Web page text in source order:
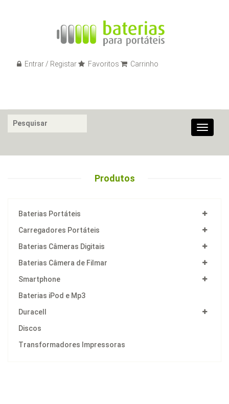
Entrar / Registar Favoritos Carrinho
Toggle
Produtos
Baterias Portáteis
Carregadores Portáteis
Baterias Câmeras Digitais
Baterias Câmera de Filmar
Smartphone
Baterias iPod e Mp3
Duracell
Discos
Transformadores Impressoras